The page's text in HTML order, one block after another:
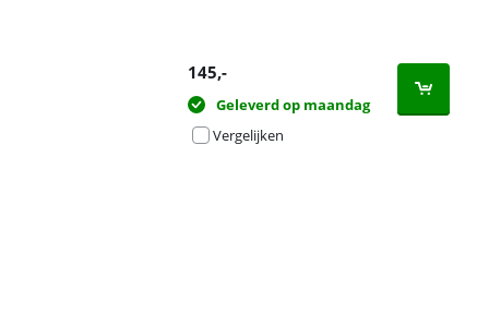
145,-
Geleverd op maandag
Vergelijken